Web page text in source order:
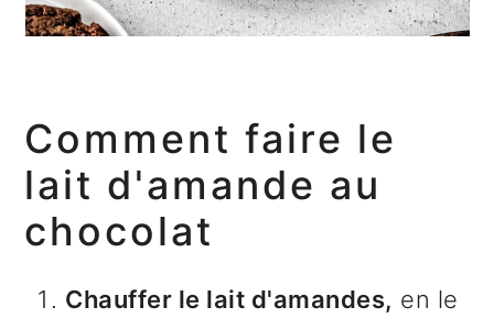
Comment faire le
lait d'amande au
chocolat
Chauffer le lait d'amandes, en le